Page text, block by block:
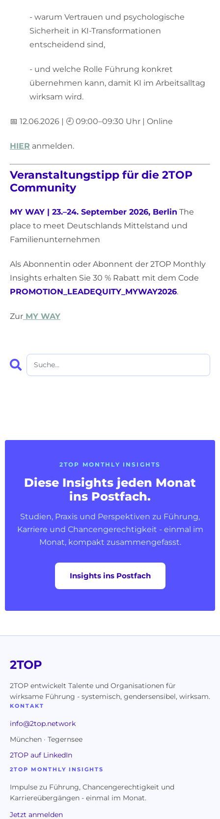
- warum Vertrauen und psychologische
Sicherheit in KI-Transformationen
entscheidend sind,
- und welche Rolle Führung konkret
übernehmen kann, damit KI im Arbeitsalltag
wirksam wird.
📅 12.06.2026 | 🕘 09:00–09:30 Uhr | Online
HIER anmelden.
Veranstaltungstipp für die 2TOP
Community
MY WAY | 23.–24. September 2026, Berlin The
place to meet Deutschlands Mittelstand und
Familienunternehmen
Als Abonnentin oder Abonnent der 2TOP Monthly
Insights erhalten Sie 30 % Rabatt mit dem Code
PROMOTION_LEADEQUITY_MYWAY2026.
Zur MY WAY
2TOP MONTHLY INSIGHTS
Diese Insights jeden Monat
ins Postfach.
Studien, Praxis und Perspektiven zu Führung,
Karriere und Chancengerechtigkeit - einmal im
Monat, kompakt zusammengefasst.
Insights ins Postfach
2TOP
2TOP entwickelt Talente und Organisationen für
wirksame Führung - systemisch, gendersensibel, wirksam.
KONTAKT
info@2top.network
München · Tegernsee
2TOP auf LinkedIn
2TOP MONTHLY INSIGHTS
Impulse zu Führung, Chancengerechtigkeit und
Karriereübergängen - einmal im Monat.
Jetzt anmelden